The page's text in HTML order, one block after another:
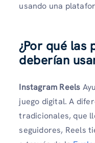
usando una
¿Por qué las
deberían
Instagram Reels
juego digital. A
tradicionales, que
seguidores, Reels